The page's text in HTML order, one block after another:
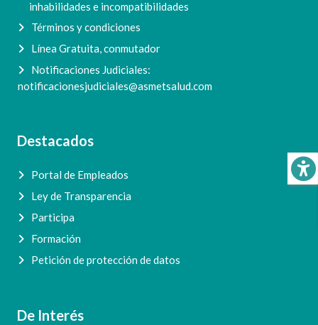
inhabilidades e incompatibilidades
Términos y condiciones
Línea Gratuita, conmutador
Notificaciones Judiciales:
notificacionesjudiciales@asmetsalud.com
Destacados
Portal de Empleados
Ley de Transparencia
Participa
Formación
Petición de protección de datos
De Interés